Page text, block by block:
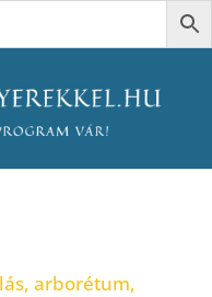
arborétum,